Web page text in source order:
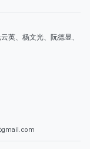
第26/GP-CBC号许可